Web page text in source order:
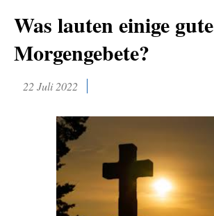
Was lauten einige gute
Morgengebete?
22 Juli 2022